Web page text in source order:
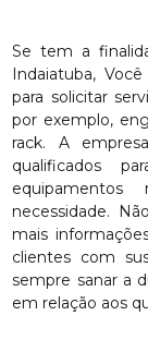
Se tem a
Indaiatuba,
para solicitar
por exemplo,
rack. A
qualificados
necessidade.
mais
clientes com
sempre sanar a
em relação aos